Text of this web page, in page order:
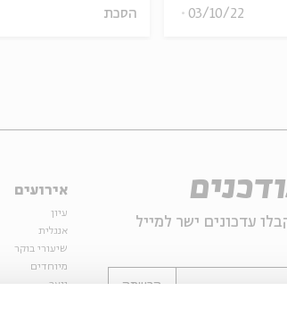
הסכת 03/10/22
עדכונים ישר למייל
הרשמה
אירועים
עיון
אנגלית
שיעורי בוקר
מיוחדים
נוער